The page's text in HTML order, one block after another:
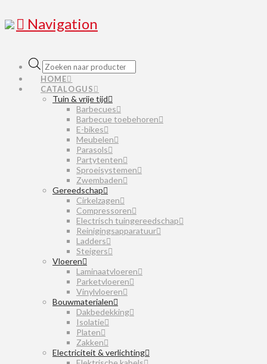
Navigation
Producten
zoeken
HOME
CATALOGUS
Tuin & vrije tijd
Barbecues
Barbecue toebehoren
E-bikes
Meubelen
Parasols
Partytenten
Sproeisystemen
Zwembaden
Gereedschap
Cirkelzagen
Compressoren
Electrisch tuingereedschap
Reinigingsapparatuur
Ladders
Steigers
Vloeren
Laminaatvloeren
Parketvloeren
Vinylvloeren
Bouwmaterialen
Dakbedekking
Isolatie
Platen
Zakken
Electriciteit & verlichting